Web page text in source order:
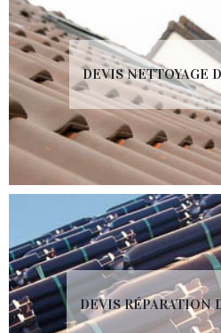
DEVIS NETTOYAGE
DEVIS RÉPARATION